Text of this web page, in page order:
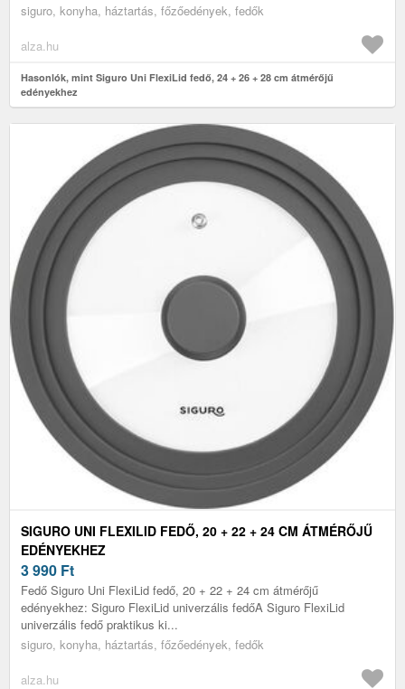
siguro, konyha, háztartás, főzőedények, fedők
alza.hu
Hasonlók, mint Siguro Uni FlexiLid fedő, 24 + 26 + 28 cm átmérőjű
edényekhez
SIGURO UNI FLEXILID FEDŐ, 20 + 22 + 24 CM ÁTMÉRŐJŰ
EDÉNYEKHEZ
3 990 Ft
Fedő Siguro Uni FlexiLid fedő, 20 + 22 + 24 cm átmérőjű
edényekhez: Siguro FlexiLid univerzális fedőA Siguro FlexiLid
univerzális fedő praktikus ki...
siguro, konyha, háztartás, főzőedények, fedők
alza.hu